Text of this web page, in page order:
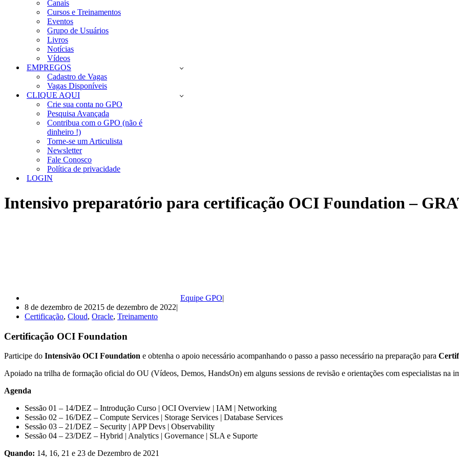
Canais
Cursos e Treinamentos
Eventos
Grupo de Usuários
Livros
Notícias
Vídeos
EMPREGOS
Cadastro de Vagas
Vagas Disponíveis
CLIQUE AQUI
Crie sua conta no GPO
Pesquisa Avançada
Contribua com o GPO (não é
dinheiro !)
Torne-se um Articulista
Newsletter
Fale Conosco
Política de privacidade
LOGIN
Intensivo preparatório para certificação OCI Foundation –
Equipe GPO
8 de dezembro de 2021 5 de dezembro de 2022
Certificação, Cloud, Oracle, Treinamento
Certificação OCI Foundation
Participe do Intensivão OCI Foundation e obtenha o apoio necessário acompanhando o passo a passo necessário na preparação para
Apoiado na trilha de formação oficial do OU (Vídeos, Demos, HandsOn) em alguns sessions de revisão e orientações com especialistas na
Agenda
Sessão 01 – 14/DEZ – Introdução Curso | OCI Overview | IAM | Networking
Sessão 02 – 16/DEZ – Compute Services | Storage Services | Database Services
Sessão 03 – 21/DEZ – Security | APP Devs | Observability
Sessão 04 – 23/DEZ – Hybrid | Analytics | Governance | SLA e Suporte
Quando: 14, 16, 21 e 23 de Dezembro de 2021